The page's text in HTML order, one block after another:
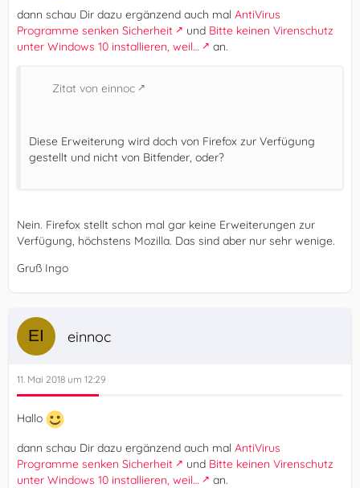
dann schau Dir dazu ergänzend auch mal AntiVirus
Programme senken Sicherheit
und Bitte keinen Virenschutz
unter Windows 10 installieren, weil…
an.
Zitat von einnoc
Diese Erweiterung wird doch von Firefox zur Verfügung
gestellt und nicht von Bitfender, oder?
Nein. Firefox stellt schon mal gar keine Erweiterungen zur
Verfügung, höchstens Mozilla. Das sind aber nur sehr wenige.
Gruß Ingo
einnoc
11. Mai 2018 um 12:29
Hallo
dann schau Dir dazu ergänzend auch mal AntiVirus
Programme senken Sicherheit
und Bitte keinen Virenschutz
unter Windows 10 installieren, weil…
an.